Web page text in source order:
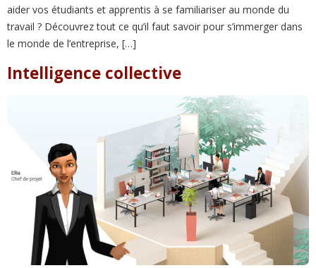
aider vos étudiants et apprentis à se familiariser au monde du
travail ? Découvrez tout ce qu’il faut savoir pour s’immerger dans
le monde de l’entreprise, […]
Intelligence collective